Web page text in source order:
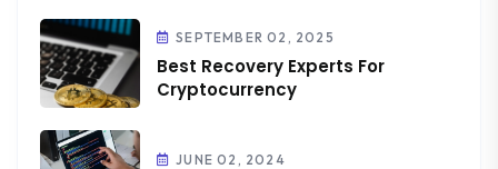
SEPTEMBER 02, 2025
Best Recovery Experts For
Cryptocurrency
JUNE 02, 2024